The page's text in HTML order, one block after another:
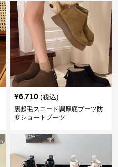
¥6,710 (税込)
裏起毛スエード調厚底ブーツ防
寒ショートブーツ